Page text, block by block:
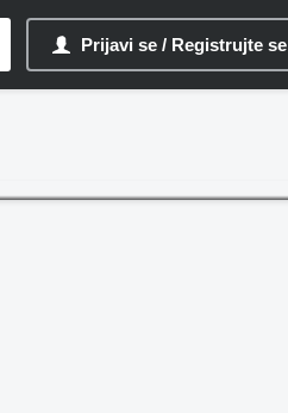
Prijavi se / Registrujte se